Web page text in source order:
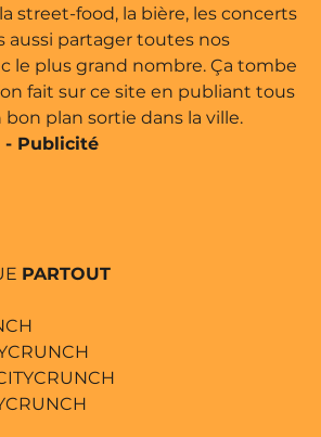
street-food, la bière, les concerts
aussi partager toutes nos
le plus grand nombre. Ça tombe
fait sur ce site en publiant tous
bon plan sortie dans la ville.
- Publicité
PARTOUT